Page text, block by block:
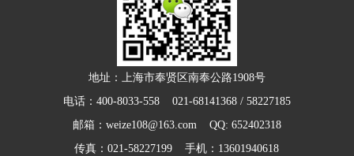
地址：上海市奉贤区南奉公路1908号
电话：400-8033-558 021-68141368 / 58227185
邮箱：weize108@163.com QQ: 652402318
传真：021-58227199 手机：13601940618